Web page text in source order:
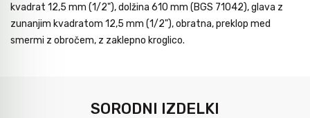
kvadrat 12,5 mm (1/2"), dolžina 610 mm (BGS 71042), glava z
zunanjim kvadratom 12,5 mm (1/2"), obratna, preklop med
smermi z obročem, z zaklepno kroglico.
SORODNI IZDELKI
Krivilci cevi
Gozdarsko orodje